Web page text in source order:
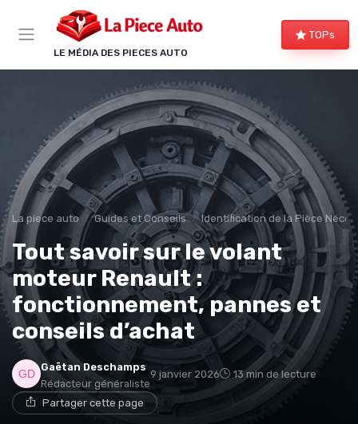
LE MÉDIA DES PIECES AUTO
TOPs
La piece auto Guides et Conseils Identification de la Pièce
Tout savoir sur le volant
moteur Renault :
fonctionnement, pannes et
conseils d’achat
Gaëtan Deschamps
Rédacteur généraliste
9 janvier 2026 13 min de lecture
Partager cette page
Panneau de gestion des cookies